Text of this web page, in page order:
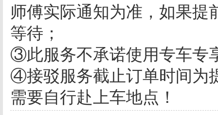
师傅实际通知为准，如果提
等待；
③此服务不承诺使用专车专
④接驳服务截止订单时间为
需要自行赴上车地点！